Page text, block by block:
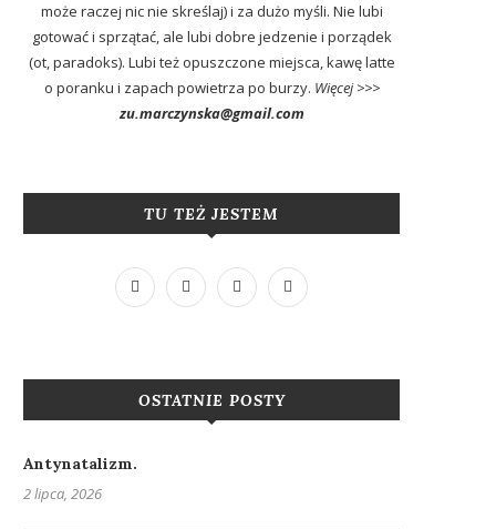
może raczej nic nie skreślaj) i za dużo myśli. Nie lubi
gotować i sprzątać, ale lubi dobre jedzenie i porządek
(ot, paradoks). Lubi też opuszczone miejsca, kawę latte
o poranku i zapach powietrza po burzy. Więcej >>>
zu.marczynska@gmail.com
TU TEŻ JESTEM
OSTATNIE POSTY
Antynatalizm.
2 lipca, 2026